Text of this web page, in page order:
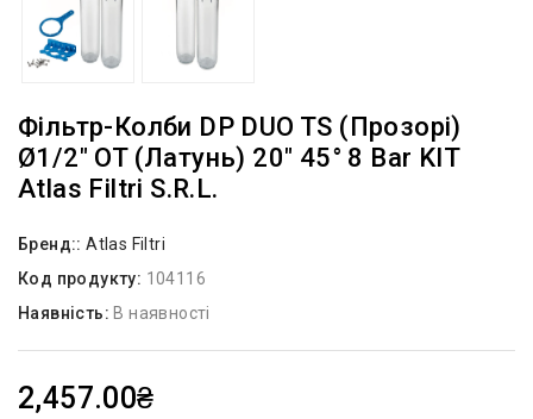
Фільтр-Колби DP DUO TS (прозорі)
Ø1/2″ OT (латунь) 20″ 45° 8 Bar KIT
Atlas Filtri S.r.l.
Бренд::Atlas Filtri
Код продукту: 104116
Наявність: В наявності
2,457.00₴